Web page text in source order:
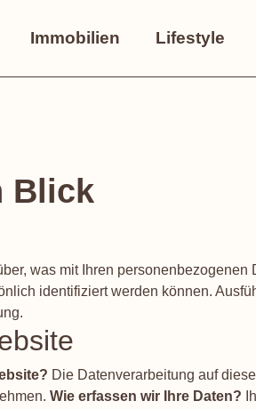
Immobilien Lifestyle
Blick
was mit Ihren
identifiziert werden können.
Die Datenverarbeitung auf
Wie erfassen wir Ihre Daten?